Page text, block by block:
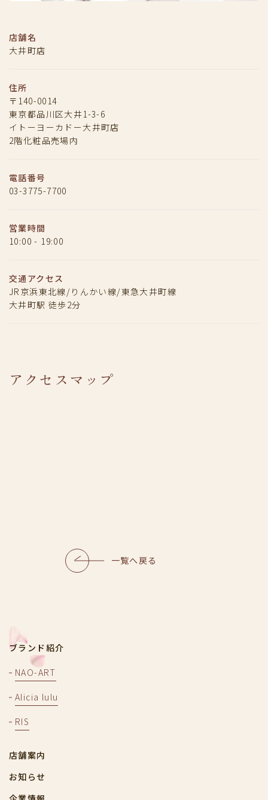
店舗名
大井町店
住所
〒140-0014
東京都品川区大井1-3-6
イトーヨーカドー大井町店
2階化粧品売場内
電話番号
03-3775-7700
営業時間
10:00 - 19:00
交通アクセス
JR京浜東北線/りんかい線/東急大井町線
大井町駅 徒歩2分
アクセスマップ
一覧へ戻る
ブランド紹介
NAO-ART
Alicia lulu
RIS
店舗案内
お知らせ